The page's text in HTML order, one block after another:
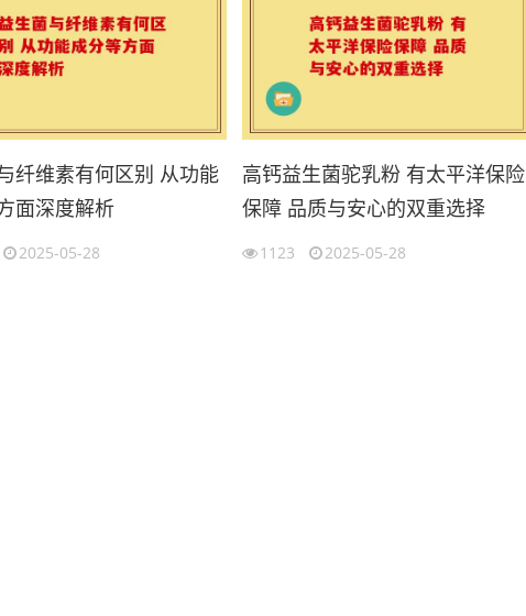
纤维素有何区别 从功能
面深度解析
2025-05-28
高钙益生菌驼乳粉 有太平洋保险
保障 品质与安心的双重选择
1123 2025-05-28